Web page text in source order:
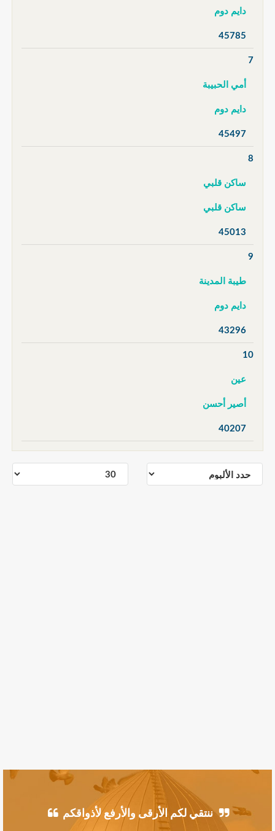
دايم دوم
45785
7
أمي الحبيبة
دايم دوم
45497
8
ساكن قلبي
ساكن قلبي
45013
9
طيبة المدينة
دايم دوم
43296
10
عين
أصير أحسن
40207
ننتقي لكم الأرقى والأرفع لأذواقكم